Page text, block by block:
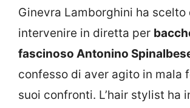
Ginevra Lamborghini ha scelto
intervenire in diretta per
fascinoso Antonino
confesso di aver agito in mala
suoi confronti. L’hair stylist ha